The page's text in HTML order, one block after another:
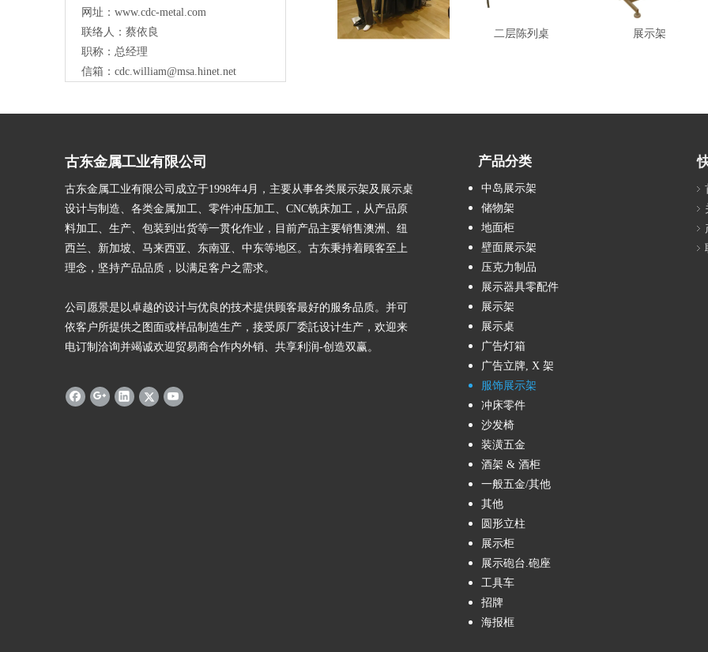
网址： www.cdc-metal.com
联络人：蔡依良
职称：总经理
信箱： cdc.william@msa.hinet.net
中岛服饰架 二层陈列桌 展示架
古东金属工业有限公司
古东金属工业有限公司成立于1998年4月，主要从事各类展示架及展示桌
设计与制造、各类金属加工、零件冲压加工、CNC铣床加工，从产品原
料加工、生产、包装到出货等一贯化作业，目前产品主要销售澳洲、纽
西兰、新加坡、马来西亚、东南亚、中东等地区。古东秉持着顾客至上
理念，坚持产品品质，以满足客户之需求。
公司愿景是以卓越的设计与优良的技术提供顾客最好的服务品质。并可
依客户所提供之图面或样品制造生产，接受原厂委託设计生产，欢迎来
电订制洽询并竭诚欢迎贸易商合作内外销、共享利润-创造双赢。
产品分类
中岛展示架
储物架
地面柜
壁面展示架
压克力制品
展示器具零配件
展示架
展示桌
广告灯箱
广告立牌, X 架
服饰展示架
冲床零件
沙发椅
装潢五金
酒架 & 酒柜
一般五金/其他
其他
圆形立柱
展示柜
展示砲台.砲座
工具车
招牌
海报框